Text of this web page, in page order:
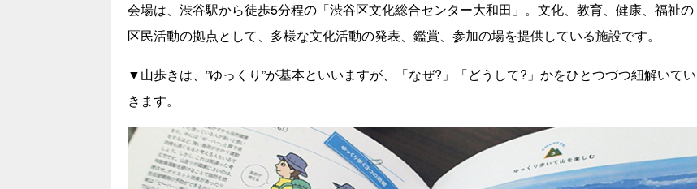
会場は、渋谷駅から徒歩5分程の「渋谷区文化総合センター大和田」。文化、教育、健康、福祉の
区民活動の拠点として、多様な文化活動の発表、鑑賞、参加の場を提供している施設です。
▼山歩きは、”ゆっくり”が基本といいますが、「なぜ?」「どうして?」かをひとつづつ紐解いてい
きます。